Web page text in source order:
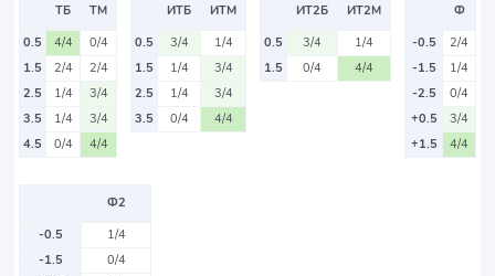
ТБ
ТМ
0.5
4/4
0/4
1.5
2/4
2/4
2.5
1/4
3/4
3.5
1/4
3/4
4.5
0/4 4/4
ИТБ
ИТМ
0.5
3/4
1/4
1.5
1/4
3/4
2.5
1/4
3/4
3.5
0/4 4/4
ИТ2Б
ИТ2М
0.5
3/4
1/4
1.5
0/4 4/4
Ф
-0.5
2/4
-1.5
1/4
-2.5
0/4
+0.5
3/4
+1.5
4/4
Ф2
-0.5
1/4
-1.5
0/4